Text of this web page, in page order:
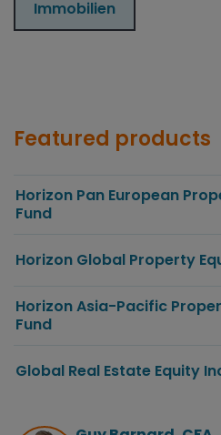
Immobilien
Featured products
Horizon Pan European
Fund
Horizon Global Property
Horizon Asia-Pacific
Fund
Global Real Estate Equity